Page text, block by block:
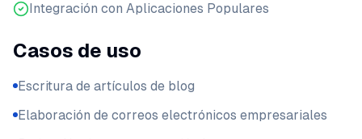
Integración con Aplicaciones Populares
Casos de uso
Escritura de artículos de blog
Elaboración de correos electrónicos empresariales